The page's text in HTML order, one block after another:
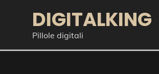
DIGITALKING
Pillole digitali